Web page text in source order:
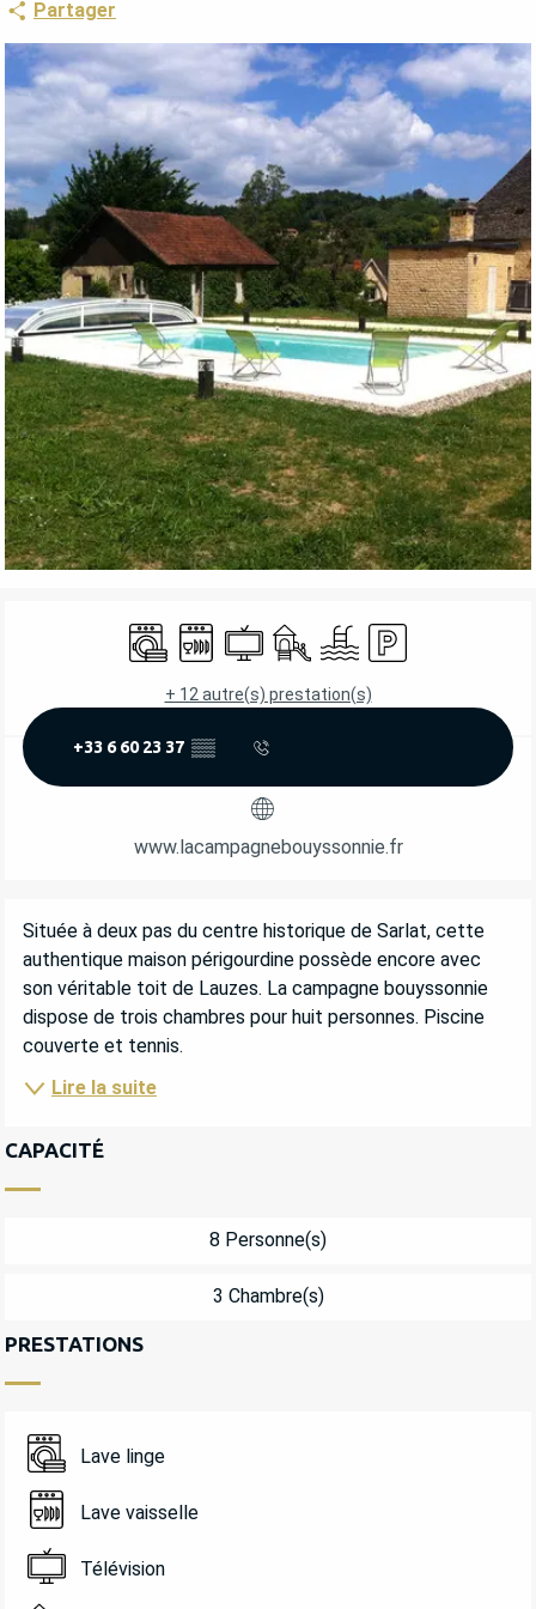
Partager
OUVERTURE ET COORDONNÉES
Lave lingeLave vaisselle
TélévisionJeux pour enfants / Espace
PiscineParking
+ 12 autre(s) prestation(s)
+33 6 60 23 37 ▒▒
www.lacampagnebouyssonnie.fr
DESCRIPTION
Située à deux pas du centre historique de Sarlat, cette
authentique maison périgourdine possède encore avec
son véritable toit de Lauzes. La campagne bouyssonnie
dispose de trois chambres pour huit personnes. Piscine
couverte et tennis.
Lire la suite
CAPACITÉ
8 Personne(s)
3 Chambre(s)
PRESTATIONS
Lave linge
Lave vaisselle
Télévision